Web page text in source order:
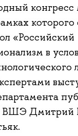
конгресс
которого
«Российский
в
ВШЭ Дмитрий